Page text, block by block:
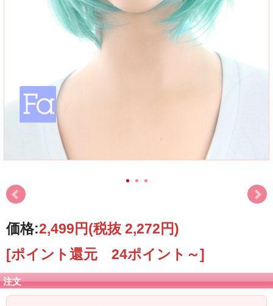
価格:2,499円(税抜 2,272円)
[ポイント還元 24ポイント～]
注文